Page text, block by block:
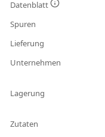
Datenblatt
Spuren
Lieferung
Unternehmen
Lagerung
Zutaten